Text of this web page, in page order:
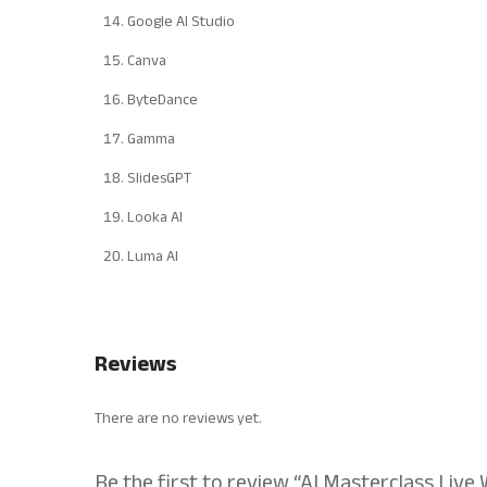
Google AI Studio
Canva
ByteDance
Gamma
SlidesGPT
Looka AI
Luma AI
Reviews
There are no reviews yet.